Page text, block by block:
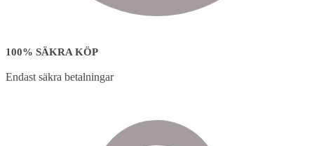
100% SÄKRA KÖP
Endast säkra betalningar